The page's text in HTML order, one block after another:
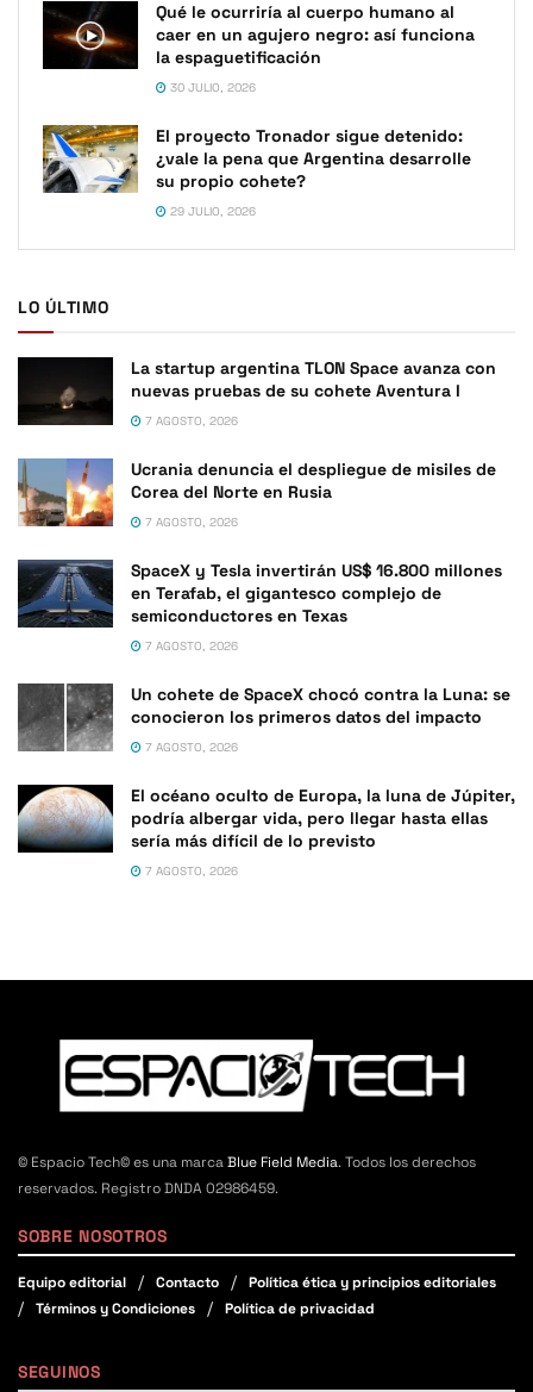
Qué le ocurriría al cuerpo humano al
caer en un agujero negro: así funciona
la espaguetificación
30 JULIO, 2026
El proyecto Tronador sigue detenido:
¿vale la pena que Argentina desarrolle
su propio cohete?
29 JULIO, 2026
LO ÚLTIMO
La startup argentina TLON Space avanza con
nuevas pruebas de su cohete Aventura I
7 AGOSTO, 2026
Ucrania denuncia el despliegue de misiles de
Corea del Norte en Rusia
7 AGOSTO, 2026
SpaceX y Tesla invertirán US$ 16.800 millones
en Terafab, el gigantesco complejo de
semiconductores en Texas
7 AGOSTO, 2026
Un cohete de SpaceX chocó contra la Luna: se
conocieron los primeros datos del impacto
7 AGOSTO, 2026
El océano oculto de Europa, la luna de Júpiter,
podría albergar vida, pero llegar hasta ellas
sería más difícil de lo previsto
7 AGOSTO, 2026
© Espacio Tech© es una marcaBlue Field Media. Todos los derechos
reservados. Registro DNDA 02986459.
SOBRE NOSOTROS
Equipo editorial Contacto
Política ética y principios editoriales
Términos y Condiciones
Política de privacidad
SEGUINOS